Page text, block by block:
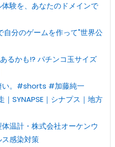
験を、あなたのドメインで
自分のゲームを作って"世界公
あるかも!? パチンコ玉サイズ
い。#shorts #加藤純一
｜SYNAPSE｜シナプス｜地方
温計・株式会社オーケンウ
感染対策